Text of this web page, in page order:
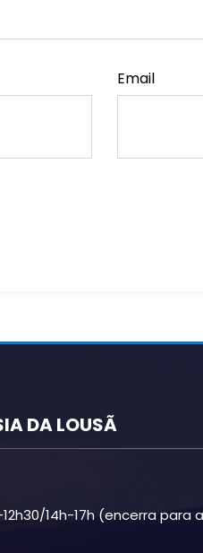
Email
DA LOUSÃ
14h-17h (encerra para